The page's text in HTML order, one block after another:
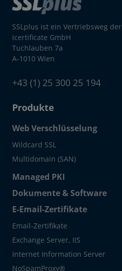
SSLplus ist ein Vertriebsweg der
icertificate GmbH
Tuchlauben 7a
A-1010 Wien
+43 (1) 25 300 25 194
Produkte
Web Verschlüsselung
Wildcard SSL
Multidomain (SAN)
Managed PKI
Dokumente & Software
E-Email-Zertifikate
Email-Zertifikate
Exchange Server, IIS
Internet Information Server
NoSpamProxy®